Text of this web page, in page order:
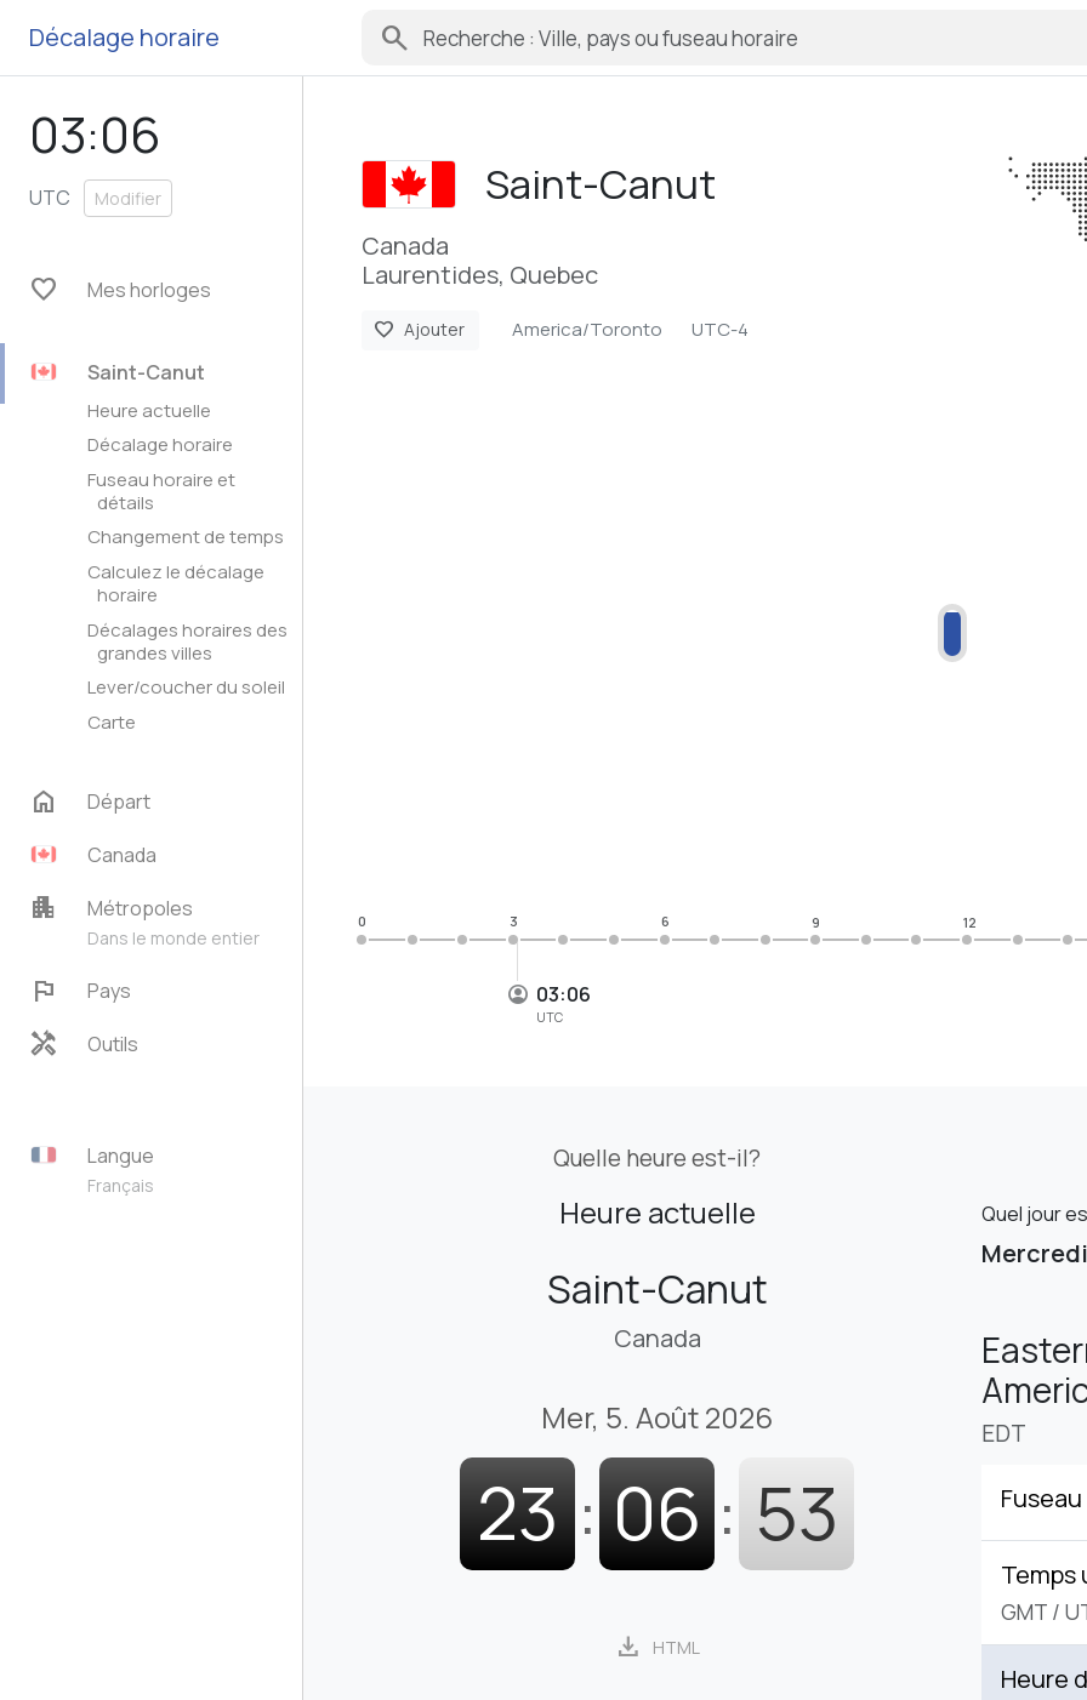
Décalage horaire search
03:06
UTC Modifier
favorite Mes horloges
Saint-Canut
Heure actuelle
Décalage horaire
Fuseau horaire et
détails
Changement de temps
Calculez le décalage
horaire
Décalages horaires des
grandes villes
Lever/coucher du soleil
Carte
home
Départ
Canada
apartment Métropoles
Dans le monde entier
flag Pays
handyman Outils
Langue
Français
Saint-Canut
Canada
Laurentides, Quebec
favorite Ajouter America/Toronto UTC-4
03:06
UTC
0 3 6 9 12
Quelle heure est-il?
Heure actuelle
Saint-Canut
Canada
Mer, 5. Août 2026
23 : 06 : 54
download HTML
Quel jour
Mercredi
EDT
Temps
GMT /
Heure